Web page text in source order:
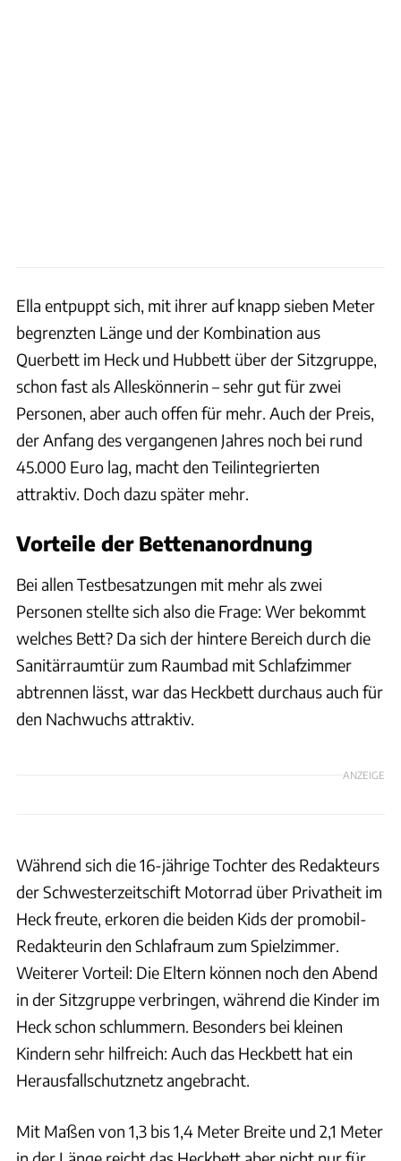
Ella entpuppt sich, mit ihrer auf knapp sieben Meter
begrenzten Länge und der Kombination aus
Querbett im Heck und Hubbett über der Sitzgruppe,
schon fast als Alleskönnerin – sehr gut für zwei
Personen, aber auch offen für mehr. Auch der Preis,
der Anfang des vergangenen Jahres noch bei rund
45.000 Euro lag, macht den Teilintegrierten
attraktiv. Doch dazu später mehr.
Vorteile der Bettenanordnung
Bei allen Testbesatzungen mit mehr als zwei
Personen stellte sich also die Frage: Wer bekommt
welches Bett? Da sich der hintere Bereich durch die
Sanitärraumtür zum Raumbad mit Schlafzimmer
abtrennen lässt, war das Heckbett durchaus auch für
den Nachwuchs attraktiv.
ANZEIGE
Während sich die 16-jährige Tochter des Redakteurs
der Schwesterzeitschift Motorrad über Privatheit im
Heck freute, erkoren die beiden Kids der promobil-
Redakteurin den Schlafraum zum Spielzimmer.
Weiterer Vorteil: Die Eltern können noch den Abend
in der Sitzgruppe verbringen, während die Kinder im
Heck schon schlummern. Besonders bei kleinen
Kindern sehr hilfreich: Auch das Heckbett hat ein
Herausfallschutznetz angebracht.
Mit Maßen von 1,3 bis 1,4 Meter Breite und 2,1 Meter